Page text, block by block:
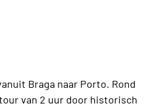
Braga naar Porto. Rond
van 2 uur door historisch